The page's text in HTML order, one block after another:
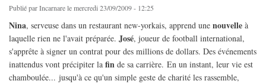
Publié parIncarnarele mercredi 23/09/2009 - 12:25
Nina, serveuse dans un restaurant new-yorkais, apprend une nouvelle à
laquelle rien ne l'avait préparée. José, joueur de football international,
s'apprête à signer un contrat pour des millions de dollars. Des événements
inattendus vont précipiter la fin de sa carrière. En un instant, leur vie est
chamboulée... jusqu'à ce qu'un simple geste de charité les rassemble,